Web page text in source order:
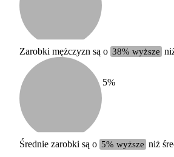
Zarobki mężczyzn są o 38% wyższe
5%
Średnie zarobki są o 5% wyższe niż